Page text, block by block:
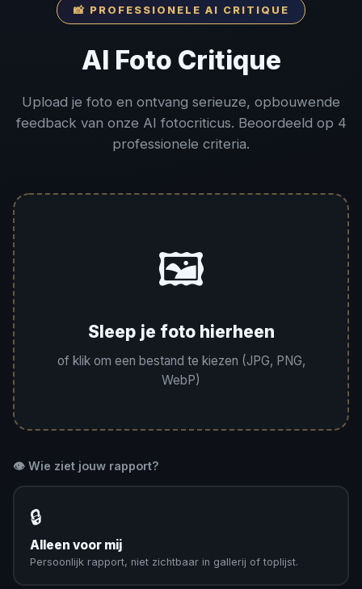
📸 PROFESSIONELE AI CRITIQUE
AI Foto Critique
Upload je foto en ontvang serieuze, opbouwende
feedback van onze AI fotocriticus. Beoordeeld op 4
professionele criteria.
🖼️
Sleep je foto hierheen
of klik om een bestand te kiezen (JPG, PNG,
WebP)
👁️ Wie ziet jouw rapport?
🔒
Alleen voor mij
Persoonlijk rapport, niet zichtbaar in gallerij of toplijst.